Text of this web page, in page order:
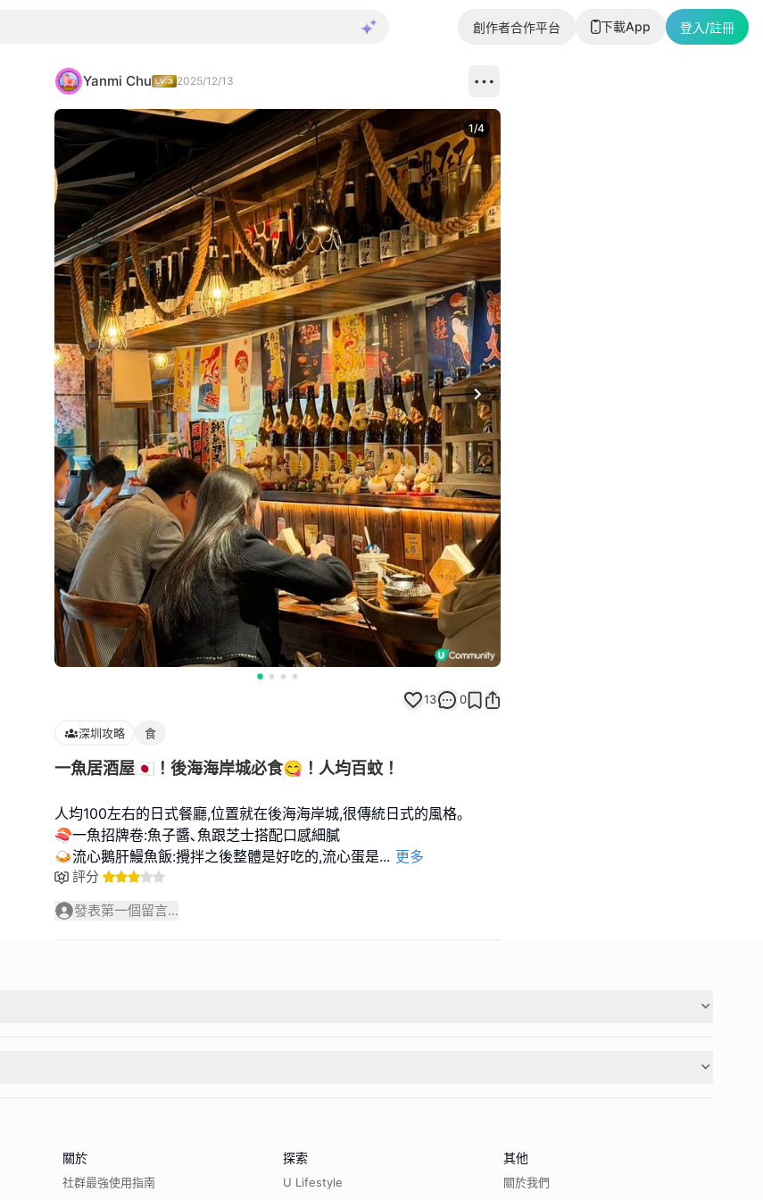
創作者合作平台 下載App 登入/註冊
Yanmi Chu 2025/12/13
Next slide
1/4
13 0
深圳攻略 食
一魚居酒屋🇯🇵！後海海岸城必食😋！人均百蚊！
人均100左右的日式餐廳,位置就在後海海岸城,很傳統日式的風格｡
🍣一魚招牌卷:魚子醬､魚跟芝士搭配口感細膩
🍛流心鵝肝鰻魚飯:攪拌之後整體是好吃的,流心蛋是... 更多
評分
發表第一個留言...
關於
社群最強使用指南
探索
U Lifestyle
其他
關於我們